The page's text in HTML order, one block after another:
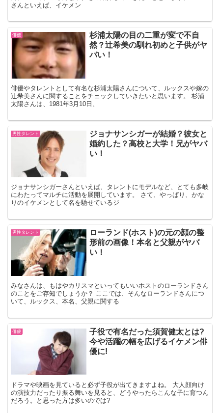
さんといえば、イケメン
俳優
杉浦太陽の目の二重が変で不自
然？辻希美の馴れ初めと子供がヤ
バい！
俳優やタレントとして有名な杉浦太陽さんについて、ルックスや嫁の
辻希美さんに関することをチェックしていきたいと思います。 杉浦
太陽さんは、1981年3月10日、
男性タレント
ジョナサンシガーが結婚？彼女と
婚約した？高校と大学！兄がヤバ
い！
ジョナサンシガーさんといえば、タレントにモデルなど、とても多岐
にわたってマルチに活動を展開しています。 さて、やっぱり、かな
りのイケメンとして名を馳せているジ
男性タレント
ローランド(ホスト)の元の顔の整
形前の画像！本名と父親がヤバ
い！
みなさんは、もはやカリスマといってもいいホストのローランドさん
のことをご存知でしょうか？ ここでは、そんなローランドさんにつ
いて、ルックス、本名、父親に関する
俳優
子役で有名だった須賀健太とは?
今や活躍の幅を広げるイケメン俳
優に!
ドラマや映画を見ていると必ず子役が出てきますよね。 大人顔向け
の演技力だったり振る舞いを見ると、どうやったらこんな子に育つん
だろう。と思った方は多いのでは?